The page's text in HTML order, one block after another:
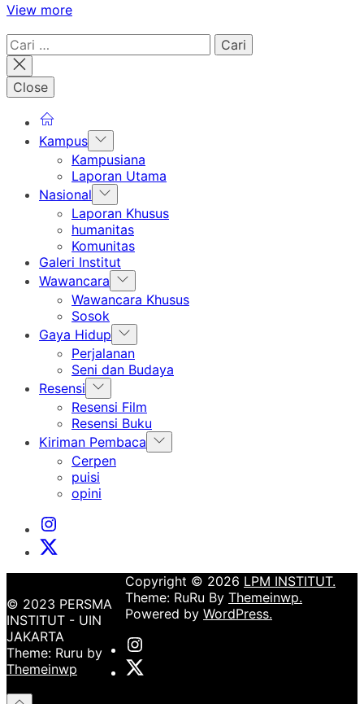
View more
Cari
untuk:
Close
Kampus Show
sub
menu
Kampusiana
Laporan Utama
Nasional Show
sub
menu
Laporan Khusus
humanitas
Komunitas
Galeri Institut
Wawancara Show
sub
Wawancara Khusus
Sosok
Gaya Hidup Show
sub
menu
Perjalanan
Seni dan Budaya
Resensi Show
sub
menu
Resensi Film
Resensi Buku
Kiriman Pembaca Show
sub
Cerpen
puisi
opini
Instagram
Institut
X
Institut
© 2023 PERSMA
INSTITUT - UIN
JAKARTA
Theme: Ruru by
Themeinwp
Copyright © 2026 LPM INSTITUT.
Theme: RuRu By Themeinwp.
Powered by WordPress.
Instagram
Institut
X
Institut